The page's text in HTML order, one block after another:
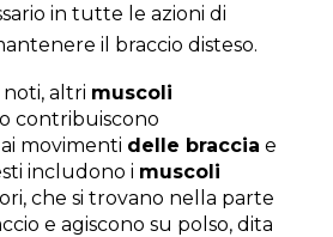
in tutte le azioni di
il braccio disteso.
altri muscoli
contribuiscono
movimenti delle braccia e
includono i muscoli
che si trovano nella parte
e agiscono su polso, dita